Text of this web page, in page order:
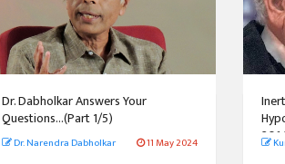
Dr. Dabholkar Answers Your
Questions...(Part 1/5)
Dr. Narendra Dabholkar 11 May 2024
2014